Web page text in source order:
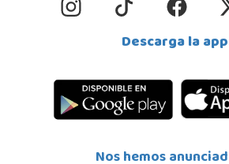
Descarga la
Nos hemos